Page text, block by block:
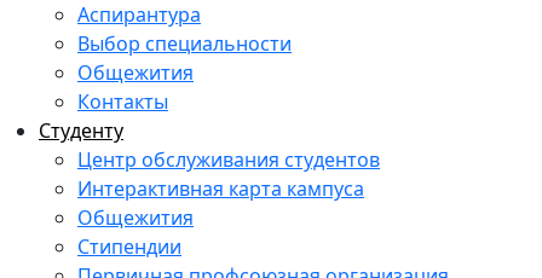
Аспирантура
Выбор специальности
Общежития
Контакты
Студенту
Центр обслуживания студентов
Интерактивная карта кампуса
Общежития
Стипендии